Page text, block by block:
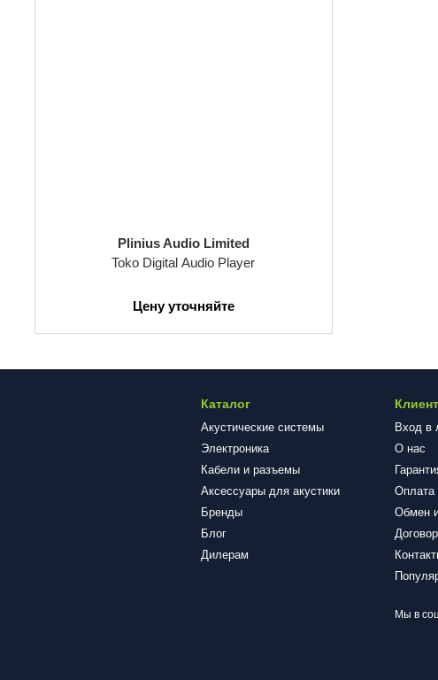
Plinius Audio Limited
Toko Digital Audio Player
Цену уточняйте
Каталог
Акустические системы
Электроника
Кабели и разъемы
Аксессуары для акустики
Бренды
Блог
Дилерам
Вход в
О нас
Оплата
Обмен
Мы в